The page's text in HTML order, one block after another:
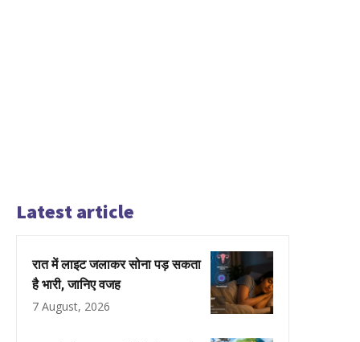
Latest article
रात में लाइट जलाकर सोना पड़ सकता
है भारी, जानिए वजह
7 August, 2026